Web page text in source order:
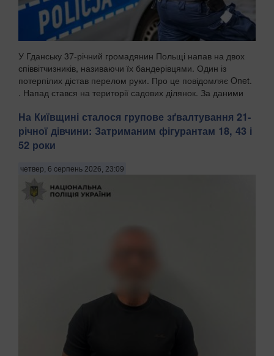
У Гданську 37-річний громадянин Польщі напав на двох
співвітчизників, називаючи їх бандерівцями. Один із
потерпілих дістав перелом руки. Про це повідомляє Onet.
. Напад стався на території садових ділянок. За даними
На Київщині сталося групове зґвалтування 21-
річної дівчини: Затриманим фігурантам 18, 43 і
52 роки
четвер, 6 серпень 2026, 23:09